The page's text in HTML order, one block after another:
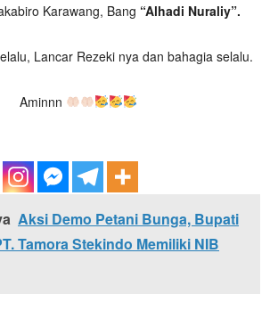
Karawang, Bang “Alhadi Nuraliy”.
Lancar Rezeki nya dan bahagia selalu.
Aminnn
Aksi Demo Petani Bunga, Bupati
Tamora Stekindo Memiliki NIB